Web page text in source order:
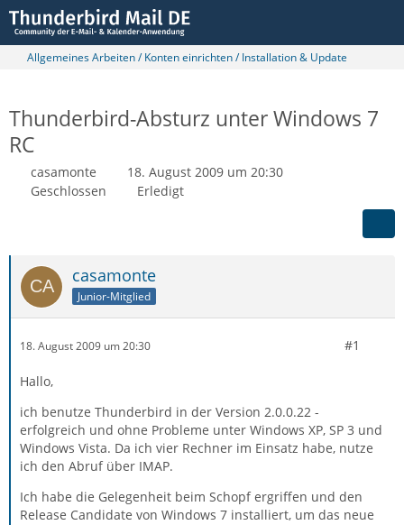
Allgemeines Arbeiten / Konten einrichten / Installation & Update
Thunderbird-Absturz unter Windows 7
RC
casamonte
18. August 2009 um 20:30
Geschlossen
Erledigt
casamonte
Junior-Mitglied
18. August 2009 um 20:30 #1
Hallo,
ich benutze Thunderbird in der Version 2.0.0.22 -
erfolgreich und ohne Probleme unter Windows XP, SP 3 und
Windows Vista. Da ich vier Rechner im Einsatz habe, nutze
ich den Abruf über IMAP.
Ich habe die Gelegenheit beim Schopf ergriffen und den
Release Candidate von Windows 7 installiert, um das neue